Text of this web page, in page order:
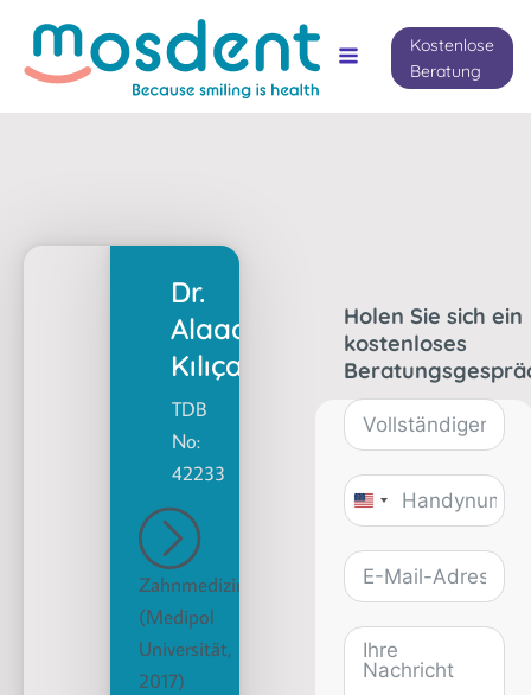
Kostenlose
Beratung
Dr.
Alaaddin
Kılıçaslan
TDB
No:
42233
Zahnmedizin
(Medipol
Universität,
2017)
Holen Sie sich ein
kostenloses
United
+1